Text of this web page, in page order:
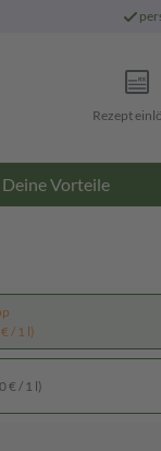
Rezept
Deine Vorteile
/ 1 l)
€ / 1 l)